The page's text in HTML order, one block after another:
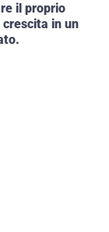
il proprio
in un